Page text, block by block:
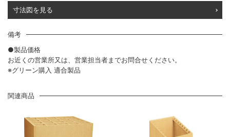
寸法図を見る
備考
●製品価格
お近くの営業所又は、営業担当者までお問合せください。
※グリーン購入 適合製品
関連商品